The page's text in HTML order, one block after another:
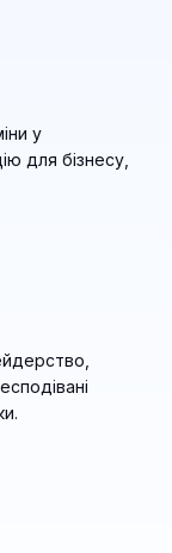
у
для бізнесу,